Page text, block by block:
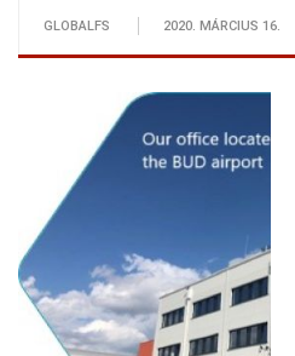
GLOBALFS 2020. MÁRCIUS 16.